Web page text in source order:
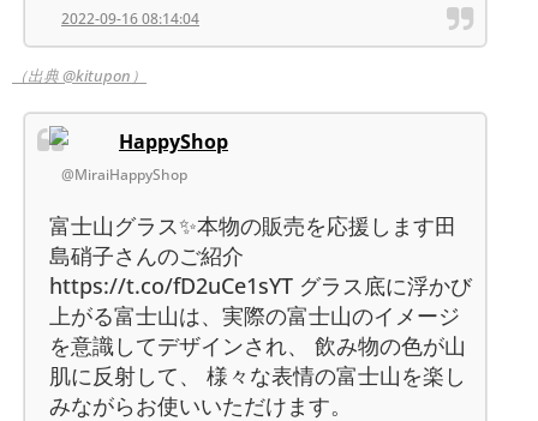
2022-09-16 08:14:04
（出典 @kitupon）
HappyShop
@MiraiHappyShop
富士山グラス✨本物の販売を応援します田
島硝子さんのご紹介
https://t.co/fD2uCe1sYT グラス底に浮かび
上がる富士山は、実際の富士山のイメージ
を意識してデザインされ、 飲み物の色が山
肌に反射して、 様々な表情の富士山を楽し
みながらお使いいただけます。